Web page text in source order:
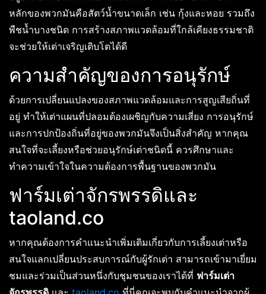
หลักของพวกมันคือสัตว์น้ำขนาดเล็ก เช่น กุ้งและหอย รวมถึง
พืชน้ำบางชนิด การสร้างสภาพแวดล้อมที่ใกล้เคียงธรรมชาติ
จะช่วยให้เต่าเจริญเติบโตได้ดี
ความสำคัญของการอนุรักษ์
ด้วยการเปลี่ยนแปลงของสภาพแวดล้อมและการสูญเสียถิ่นที่
อยู่ ทำให้เต่าแผนที่ปลอมต้องเผชิญกับความเสี่ยง การอนุรักษ์
และการปกป้องถิ่นที่อยู่ของพวกมันจึงเป็นสิ่งสำคัญ หากคุณ
สนใจที่จะเลี้ยงหรือช่วยอนุรักษ์เต่าชนิดนี้ ควรศึกษาและ
ทำความเข้าใจในความต้องการพื้นฐานของพวกมัน
ฟาร์มเต่าจักรพรรดิและ
taoland.co
หากคุณต้องการคำแนะนำเพิ่มเติมเกี่ยวกับการเลี้ยงเต่าหรือ
สนใจแลกเปลี่ยนประสบการณ์กับผู้รักเต่า สามารถเข้ามาเยี่ยม
ชมและร่วมเป็นส่วนหนึ่งกับชุมชนของเราได้ที่ ฟาร์มเต่า